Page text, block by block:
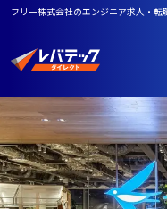
フリー株式会社のエンジニア求人・